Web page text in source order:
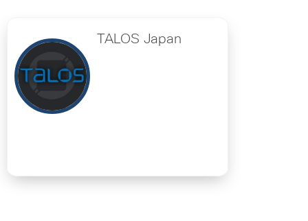
TALOS Japan